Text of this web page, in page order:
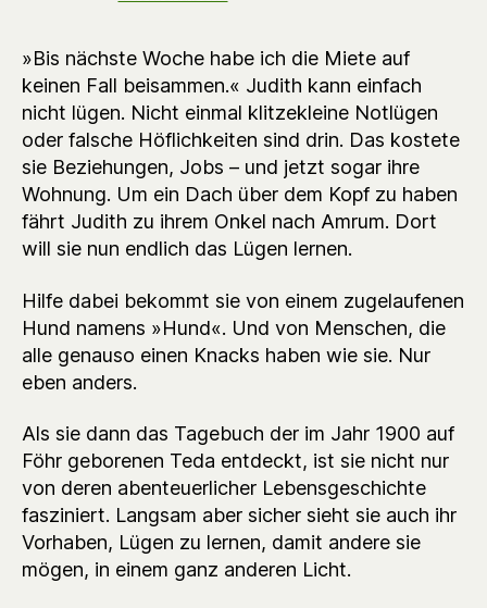
»Bis nächste Woche habe ich die Miete auf
keinen Fall beisammen.« Judith kann einfach
nicht lügen. Nicht einmal klitzekleine Notlügen
oder falsche Höflichkeiten sind drin. Das kostete
sie Beziehungen, Jobs – und jetzt sogar ihre
Wohnung. Um ein Dach über dem Kopf zu haben
fährt Judith zu ihrem Onkel nach Amrum. Dort
will sie nun endlich das Lügen lernen.
Hilfe dabei bekommt sie von einem zugelaufenen
Hund namens »Hund«. Und von Menschen, die
alle genauso einen Knacks haben wie sie. Nur
eben anders.
Als sie dann das Tagebuch der im Jahr 1900 auf
Föhr geborenen Teda entdeckt, ist sie nicht nur
von deren abenteuerlicher Lebensgeschichte
fasziniert. Langsam aber sicher sieht sie auch ihr
Vorhaben, Lügen zu lernen, damit andere sie
mögen, in einem ganz anderen Licht.